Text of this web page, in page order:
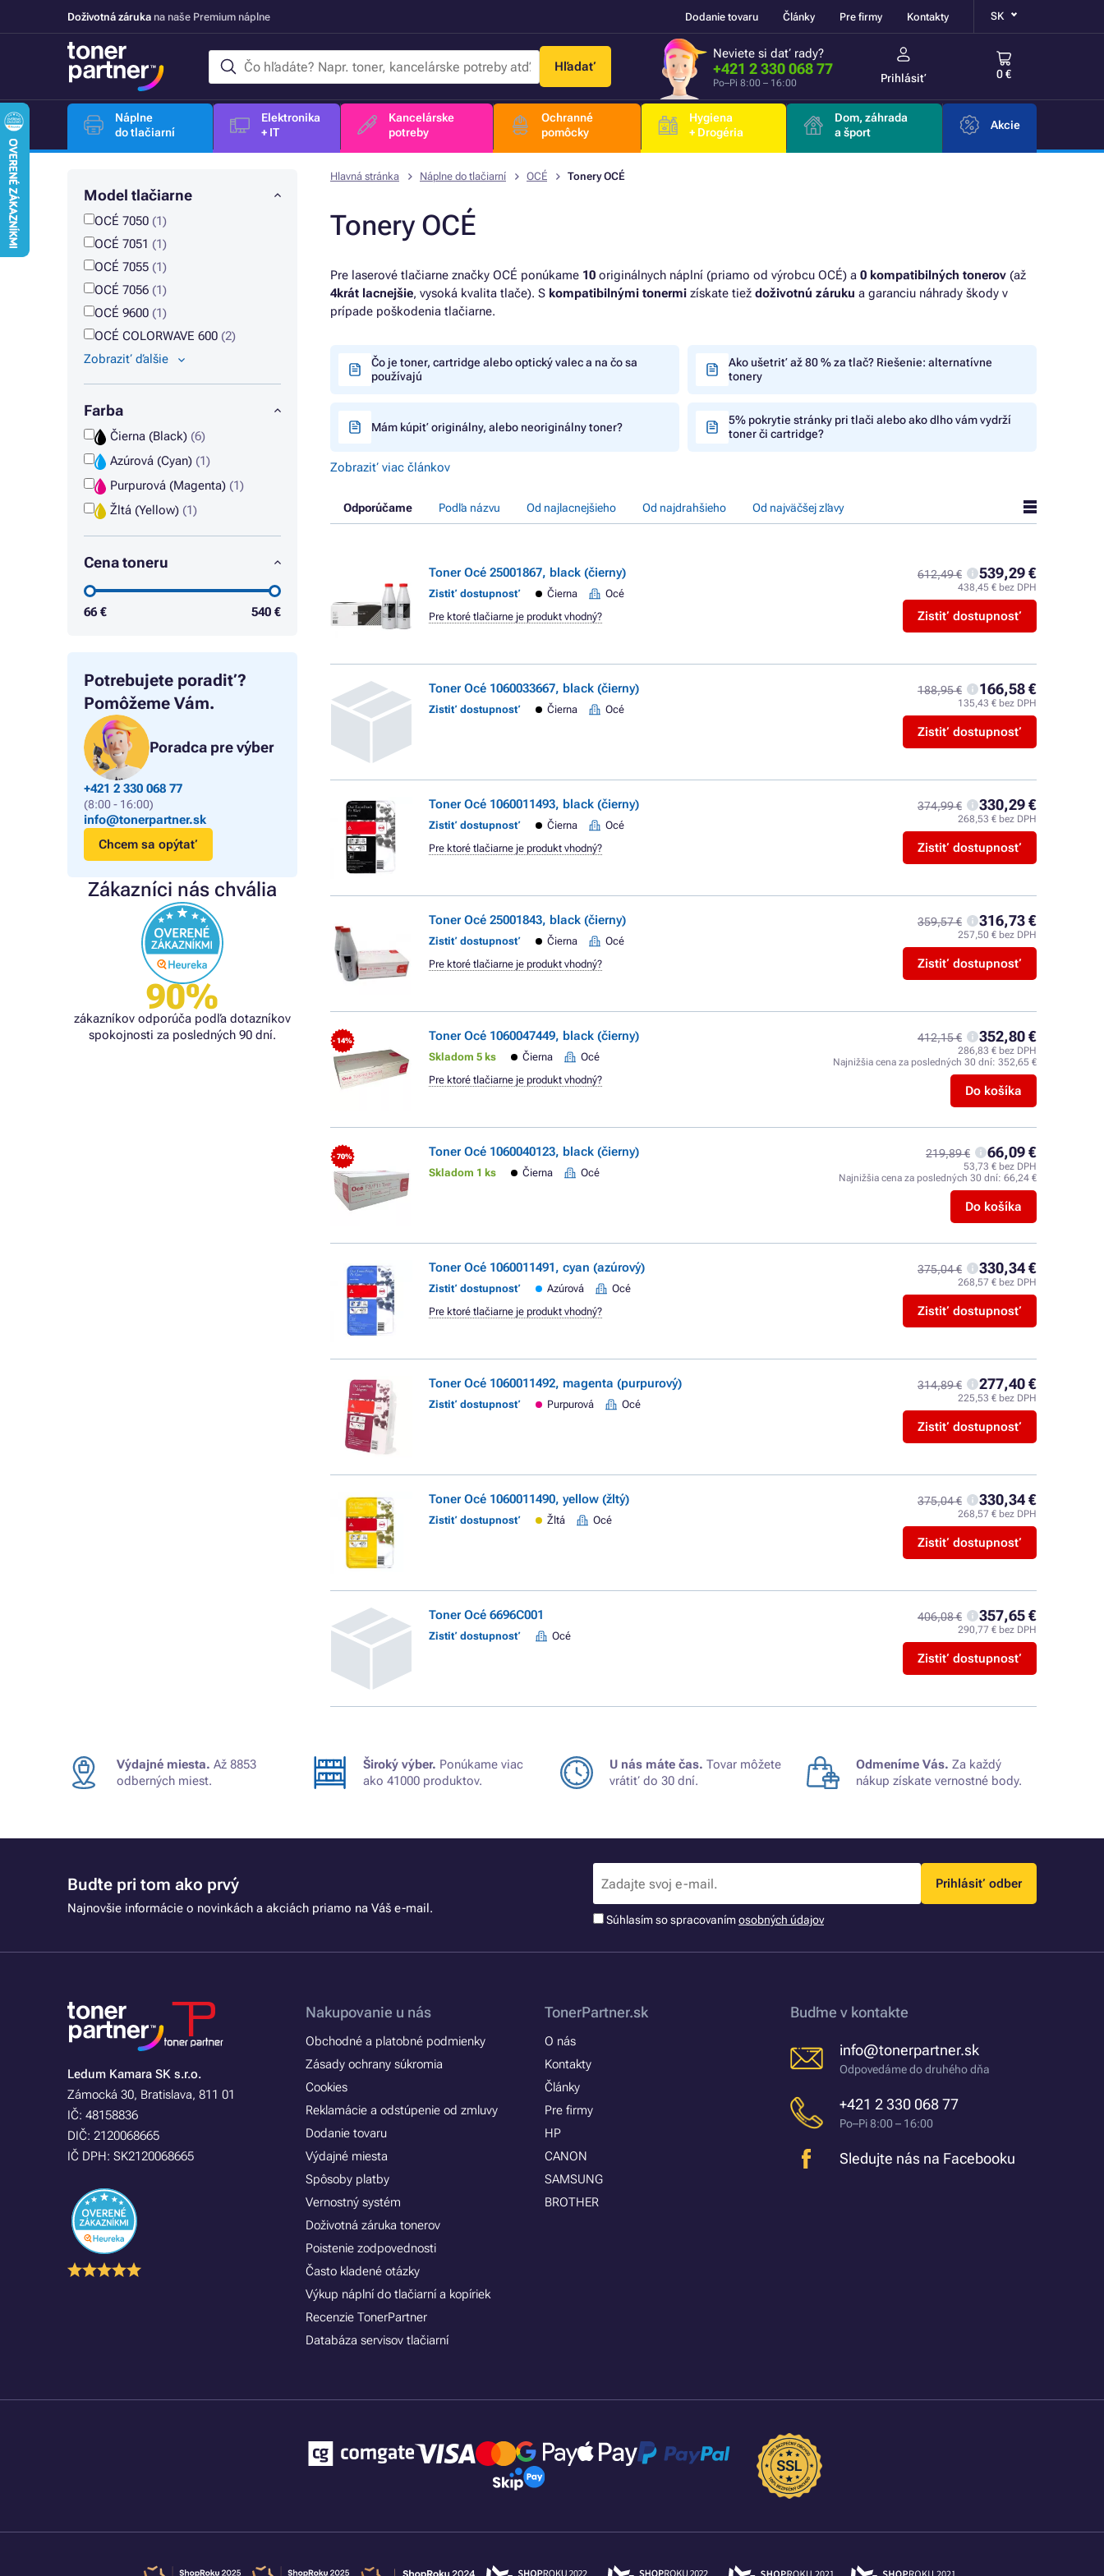
Doživotná záruka na naše Premium náplne Dodanie tovaru Články Pre firmy Kontakty SK
Hľadať
Neviete si dať rady?
+421 2 330 068 77
Po–Pi 8:00 – 16:00 Prihlásiť 0 €
Náplne
do tlačiarní
Elektronika
+ IT
Kancelárske
potreby
Ochranné
pomôcky
Hygiena
+ Drogéria
Dom, záhrada
a šport
Akcie
Model tlačiarne
OCÉ 7050 (1)
OCÉ 7051 (1)
OCÉ 7055 (1)
OCÉ 7056 (1)
OCÉ 9600 (1)
OCÉ COLORWAVE 600 (2)
Zobraziť ďalšie
Farba
Čierna (Black) (6)
Azúrová (Cyan) (1)
Purpurová (Magenta) (1)
Žltá (Yellow) (1)
Cena toneru
66€ 540 €
Potrebujete poradiť?
Pomôžeme Vám.
Poradca pre výber
+421 2 330 068 77
(8:00 - 16:00)
info@tonerpartner.sk
Chcem sa opýtať
Zákazníci nás chvália
90%
zákazníkov odporúča podľa dotazníkov
spokojnosti za posledných 90 dní.
Hlavná stránka Náplne do tlačiarní OCÉ Tonery OCÉ
Tonery OCÉ
Pre laserové tlačiarne značky OCÉ ponúkame 10 originálnych náplní (priamo od výrobcu OCÉ) a 0 kompatibilných tonerov (až
4krát lacnejšie, vysoká kvalita tlače). S kompatibilnými tonermi získate tiež doživotnú záruku a garanciu náhrady škody v
prípade poškodenia tlačiarne.
Čo je toner, cartridge alebo optický valec a na čo sa
používajú
Ako ušetriť až 80 % za tlač? Riešenie: alternatívne
tonery
Mám kúpiť originálny, alebo neoriginálny toner?
5% pokrytie stránky pri tlači alebo ako dlho vám vydrží
toner či cartridge?
Zobraziť viac článkov
Odporúčame Podľa názvu Od najlacnejšieho Od najdrahšieho Od najväčšej zľavy
Toner Océ 25001867, black (čierny)
Zistiť dostupnosť Čierna Océ
612,49 € 539,29 €
438,45 € bez DPH
Zistiť dostupnosť
Pre ktoré tlačiarne je produkt vhodný?
Toner Océ 1060033667, black (čierny)
Zistiť dostupnosť Čierna Océ
188,95 € 166,58 €
135,43 € bez DPH
Zistiť dostupnosť
Toner Océ 1060011493, black (čierny)
Zistiť dostupnosť Čierna Océ
374,99 € 330,29 €
268,53 € bez DPH
Zistiť dostupnosť
Pre ktoré tlačiarne je produkt vhodný?
Toner Océ 25001843, black (čierny)
Zistiť dostupnosť Čierna Océ
359,57 € 316,73 €
257,50 € bez DPH
Zistiť dostupnosť
Pre ktoré tlačiarne je produkt vhodný?
- 14% Toner Océ 1060047449, black (čierny)
Skladom 5 ks Čierna Océ
412,15 € 352,80 €
286,83 € bez DPH
Najnižšia cena za posledných 30 dní: 352,65 €
Do košíka
Pre ktoré tlačiarne je produkt vhodný?
- 70% Toner Océ 1060040123, black (čierny)
Skladom 1 ks Čierna Océ
219,89 € 66,09 €
53,73 € bez DPH
Najnižšia cena za posledných 30 dní: 66,24 €
Do košíka
Toner Océ 1060011491, cyan (azúrový)
Zistiť dostupnosť Azúrová Océ
375,04 € 330,34 €
268,57 € bez DPH
Zistiť dostupnosť
Pre ktoré tlačiarne je produkt vhodný?
Toner Océ 1060011492, magenta (purpurový)
Zistiť dostupnosť Purpurová Océ
314,89 € 277,40 €
225,53 € bez DPH
Zistiť dostupnosť
Toner Océ 1060011490, yellow (žltý)
Zistiť dostupnosť Žltá Océ
375,04 € 330,34 €
268,57 € bez DPH
Zistiť dostupnosť
Toner Océ 6696C001
Zistiť dostupnosť Océ
406,08 € 357,65 €
290,77 € bez DPH
Zistiť dostupnosť
Výdajné miesta. Až 8853
odberných miest.
Široký výber. Ponúkame viac
ako 41000 produktov.
U nás máte čas. Tovar môžete
vrátiť do 30 dní.
Odmeníme Vás. Za každý
nákup získate vernostné body.
Buďte pri tom ako prvý
Najnovšie informácie o novinkách a akciách priamo na Váš e-mail.
Prihlásiť odber
Súhlasím so spracovanímosobných údajov
Ledum Kamara SK s.r.o.
Zámocká 30, Bratislava, 811 01
IČ: 48158836
DIČ: 2120068665
IČ DPH: SK2120068665
Nakupovanie u nás
Obchodné a platobné podmienky
Zásady ochrany súkromia
Cookies
Reklamácie a odstúpenie od zmluvy
Dodanie tovaru
Výdajné miesta
Spôsoby platby
Vernostný systém
Doživotná záruka tonerov
Poistenie zodpovednosti
Často kladené otázky
Výkup náplní do tlačiarní a kopíriek
Recenzie TonerPartner
Databáza servisov tlačiarní
TonerPartner.sk
O nás
Kontakty
Články
Pre firmy
HP
CANON
SAMSUNG
BROTHER
Buďme v kontakte
info@tonerpartner.sk
Odpovedáme do druhého dňa
+421 2 330 068 77
Po–Pi 8:00 – 16:00
Sledujte nás na Facebooku